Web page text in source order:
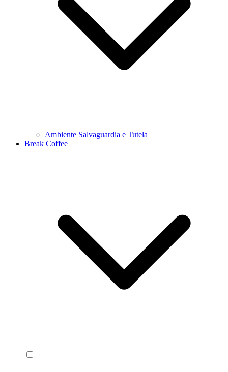
Ambiente Salvaguardia e Tutela
Break Coffee